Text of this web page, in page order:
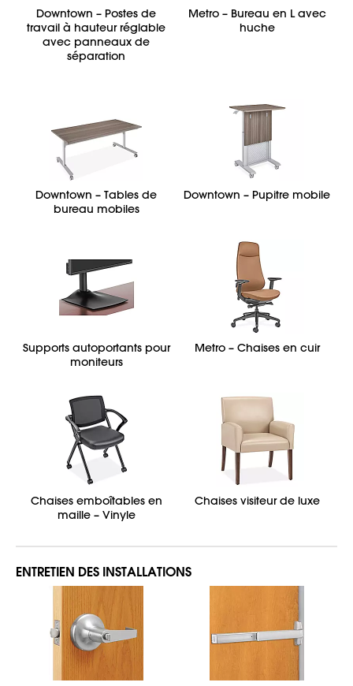
Downtown – Postes de
travail à hauteur réglable
avec panneaux de
séparation
Metro – Bureau en L avec
huche
Downtown – Tables de
bureau mobiles
Downtown – Pupitre mobile
Supports autoportants pour
moniteurs
Metro – Chaises en cuir
Chaises emboîtables en
maille – Vinyle
Chaises visiteur de luxe
ENTRETIEN DES INSTALLATIONS